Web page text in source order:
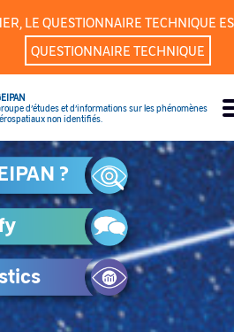
LE QUESTIONNAIRE TECHNIQUE
QUESTIONNAIRE TECHNIQUE
d’études et d’informations sur les phénomènes
non identifiés.
?